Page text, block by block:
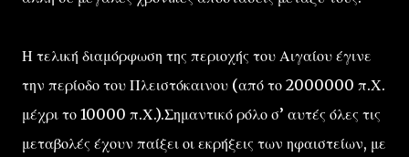
Η τελική διαμόρφωση της περιοχής του Αιγαίου έγινε
την περίοδο του Πλειστόκαινου (από το 2000000 π.Χ.
μέχρι το 10000 π.Χ.).Σημαντικό ρόλο σ’ αυτές όλες τις
μεταβολές έχουν παίξει οι εκρήξεις των ηφαιστείων, με